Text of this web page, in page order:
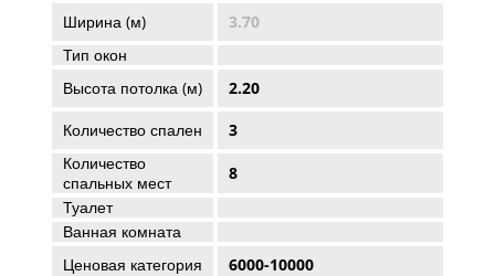
Ширина (м)
3.70
Тип окон
Высота потолка (м)
2.20
Количество спален
3
Количество
спальных мест
8
Туалет
Ванная комната
Ценовая категория
6000-10000